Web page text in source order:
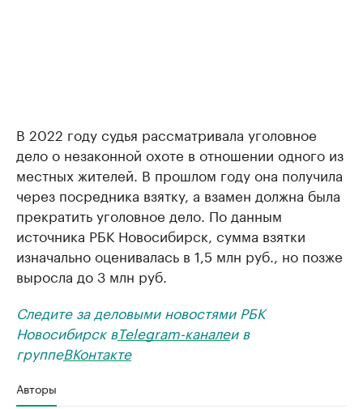
В 2022 году судья рассматривала уголовное
дело о незаконной охоте в отношении одного из
местных жителей. В прошлом году она получила
через посредника взятку, а взамен должна была
прекратить уголовное дело. По данным
источника РБК Новосибирск, сумма взятки
изначально оценивалась в 1,5 млн руб., но позже
выросла до 3 млн руб.
Следите за деловыми новостями РБК
Новосибирск вTelegram-каналеи в
группеВКонтакте
Авторы